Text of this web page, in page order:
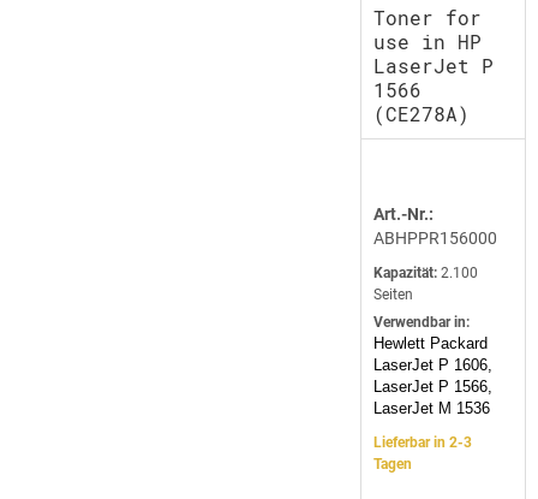
Toner for
use in HP
LaserJet P
1566
(CE278A)
Art.-Nr.:
ABHPPR156000
Kapazität: 2.100
Seiten
Verwendbar in:
Hewlett Packard
LaserJet P 1606,
LaserJet P 1566,
LaserJet M 1536
Lieferbar in 2-3
Tagen